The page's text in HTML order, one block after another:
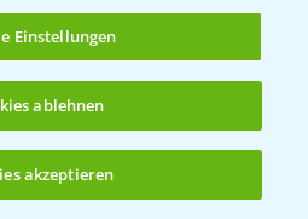
im
(noch 4)
Einstellungen
ablehnen
akzeptieren